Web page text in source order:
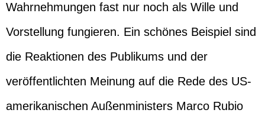
Wahrnehmungen fast nur noch als Wille und
Vorstellung fungieren. Ein schönes Beispiel sind
die Reaktionen des Publikums und der
veröffentlichten Meinung auf die Rede des US-
amerikanischen Außenministers Marco Rubio